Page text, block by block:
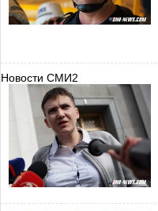
Новости СМИ2